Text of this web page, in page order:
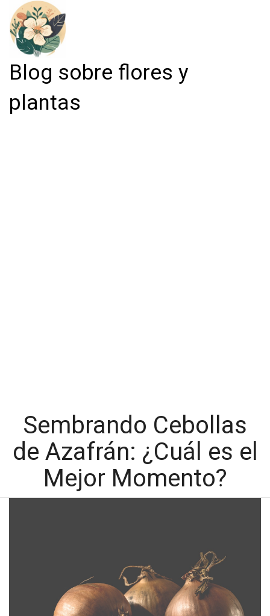
Blog sobre flores y
plantas
Sembrando Cebollas
de Azafrán: ¿Cuál es el
Mejor Momento?